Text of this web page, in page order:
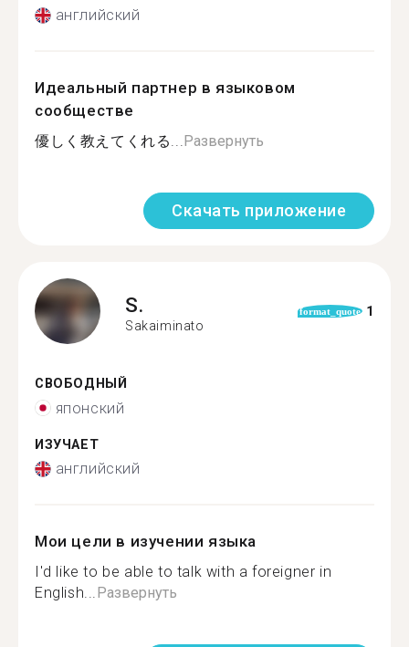
английский
Идеальный партнер в языковом
сообществе
優しく教えてくれる...Развернуть
Скачать приложение
S.
Sakaiminato
format_quote 1
СВОБОДНЫЙ
японский
ИЗУЧАЕТ
английский
Мои цели в изучении языка
I'd like to be able to talk with a foreigner in
English...Развернуть